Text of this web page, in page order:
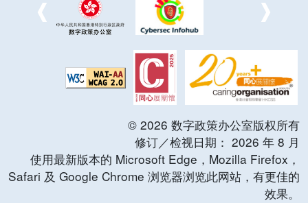
© 2026 数字政策办公室版权所有
修订／检视日期： 2026 年 8 月
使用最新版本的 Microsoft Edge，Mozilla Firefox，
Safari 及 Google Chrome 浏览器浏览此网站，有更佳的
效果。